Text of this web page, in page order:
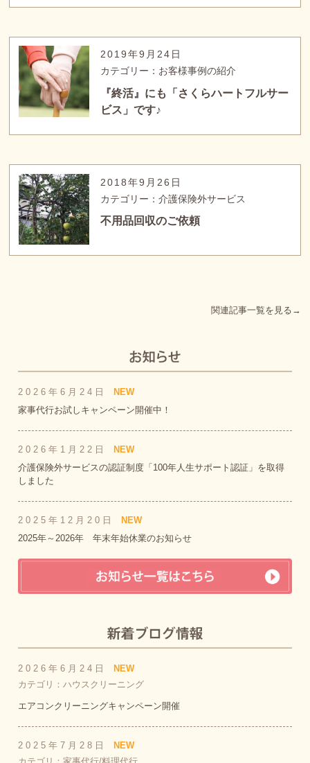
2019年9月24日
カテゴリー：お客様事例の紹介
『終活』にも「さくらハートフルサー
ビス」です♪
2018年9月26日
カテゴリー：介護保険外サービス
不用品回収のご依頼
関連記事一覧を見る→
2026年6月24日
NEW
家事代行お試しキャンペーン開催中！
2026年1月22日
NEW
介護保険外サービスの認証制度「100年人生サポート認証」を取得
しました
2025年12月20日
NEW
2025年～2026年 年末年始休業のお知らせ
2026年6月24日
NEW
カテゴリ：ハウスクリーニング
エアコンクリーニングキャンペーン開催
2025年7月28日
NEW